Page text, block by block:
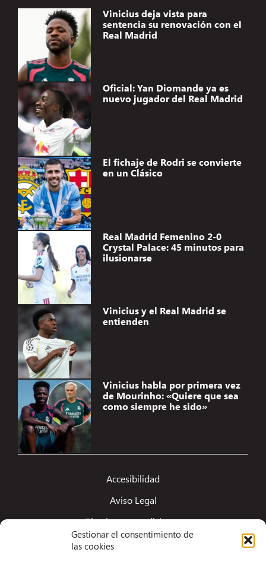
Gestionar el consentimiento de
las cookies
Vinicius deja vista para
sentencia su renovación con el
Real Madrid
Oficial: Yan Diomande ya es
nuevo jugador del Real Madrid
El fichaje de Rodri se convierte
en un Clásico
Real Madrid Femenino 2-0
Crystal Palace: 45 minutos para
ilusionarse
Vinicius y el Real Madrid se
entienden
Vinicius habla por primera vez
de Mourinho: «Quiere que sea
como siempre he sido»
Accesibilidad
Aviso Legal
Términos y condiciones
Política de privacidad